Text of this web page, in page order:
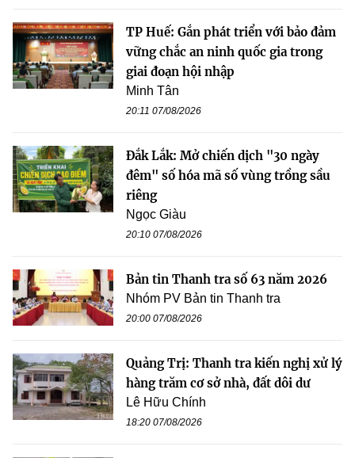
TP Huế: Gắn phát triển với bảo đảm
vững chắc an ninh quốc gia trong
giai đoạn hội nhập
Minh Tân
20:11 07/08/2026
Đắk Lắk: Mở chiến dịch "30 ngày
đêm" số hóa mã số vùng trồng sầu
riêng
Ngọc Giàu
20:10 07/08/2026
Bản tin Thanh tra số 63 năm 2026
Nhóm PV Bản tin Thanh tra
20:00 07/08/2026
Quảng Trị: Thanh tra kiến nghị xử lý
hàng trăm cơ sở nhà, đất dôi dư
Lê Hữu Chính
18:20 07/08/2026